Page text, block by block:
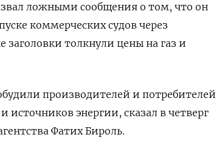
ложными сообщения о том, что он
коммерческих судов ​через
‌заголовки толкнули цены на газ и
производителей и потребителей
энергии, сказал в четверг
Фатих Бироль.